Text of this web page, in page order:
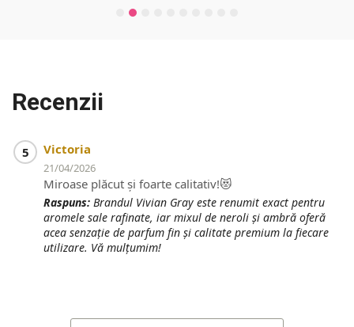
Recenzii
5 Victoria
21/04/2026
Miroase plăcut și foarte calitativ!😻
Raspuns: Brandul Vivian Gray este renumit exact pentru
aromele sale rafinate, iar mixul de neroli și ambră oferă
acea senzație de parfum fin și calitate premium la fiecare
utilizare. Vă mulțumim!